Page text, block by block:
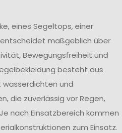
eines Segeltops, einer
maßgeblich über
Bewegungsfreiheit und
besteht aus
und
die zuverlässig vor Regen,
nach Einsatzbereich kommen
zum Einsatz.